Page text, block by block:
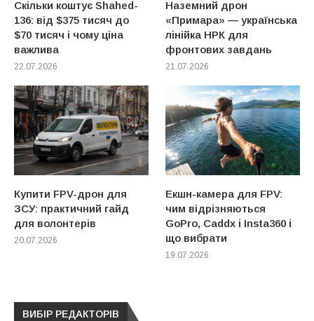
Скільки коштує Shahed-
136: від $375 тисяч до
$70 тисяч і чому ціна
важлива
22.07.2026
Наземний дрон
«Примара» — українська
лінійка НРК для
фронтових завдань
21.07.2026
Купити FPV-дрон для
ЗСУ: практичний гайд
для волонтерів
20.07.2026
Екшн-камера для FPV:
чим відрізняються
GoPro, Caddx і Insta360 і
що вибрати
19.07.2026
ВИБІР РЕДАКТОРІВ